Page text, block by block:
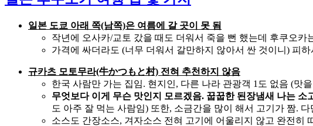
일본 도쿄 아래 쪽(남쪽)은 여름에 갈 곳이 못 됨
작년에 오사카/교토 갔을 때도 더워서 죽을 뻔 했는데 후쿠오
가격에 싸더라도 (너무 더워서 갈만하지 않아서 싼 것이니) 피
규카츠 모토무라(牛かつもと村) 전혀 추천하지 않음
한국 사람만 가는 집임. 현지인, 다른 나라 관광객 1도 없음 (맛
무엇보다 이게 무슨 맛인지 모르겠음. 꿉꿉한 된장냄새 나는
도 아주 잘 먹는 사람임) 또한, 소금간을 많이 해서 고기가 짬. 다
소스도 간장소스, 겨자소스 전혀 고기에 어울리지 않고 완전히